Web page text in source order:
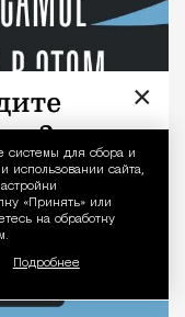
системы для сбора и
использовании сайта,
«Принять» или
на обработку
Подробнее
×